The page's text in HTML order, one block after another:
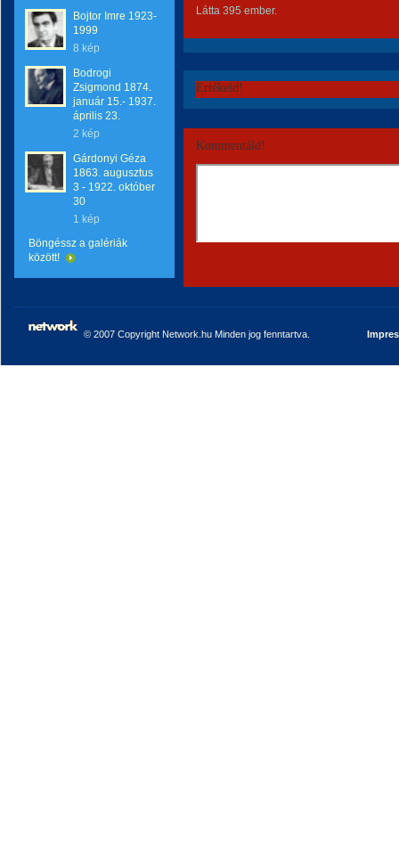
Bojtor Imre 1923-
1999
8 kép
Bodrogi
Zsigmond 1874.
január 15.- 1937.
április 23.
2 kép
Gárdonyi Géza
1863. augusztus
3 - 1922. október
30
1 kép
Böngéssz a galériák
között!
Látta 395 ember.
Értékeld!
Kommentáld!
© 2007 Copyright Network.hu Minden jog fenntartva.